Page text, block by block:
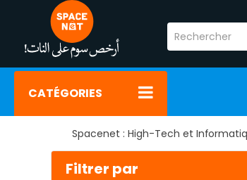
CATÉGORIES
Spacenet : High-Tech et
Filtrer par